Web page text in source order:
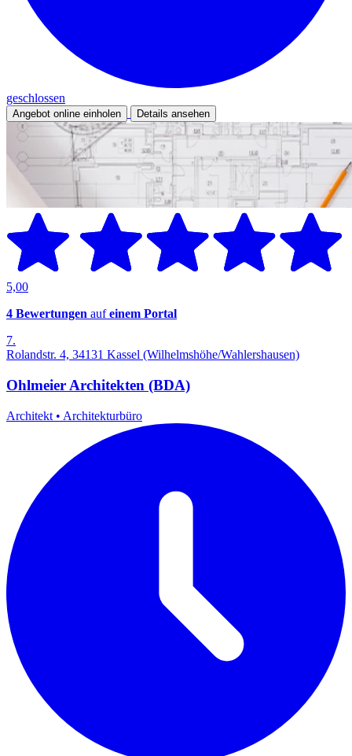
geschlossen
Angebot online einholen Details ansehen
5,00
4 Bewertungen aufeinem Portal
7.
Rolandstr. 4, 34131 Kassel (Wilhelmshöhe/Wahlershausen)
Ohlmeier Architekten (BDA)
Architekt • Architekturbüro